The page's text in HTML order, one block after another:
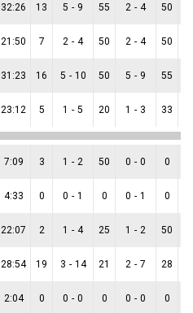
32:26 13 5 - 9 55 2 - 4 50
21:50 7 2 - 4 50 2 - 4 50
31:23 16 5 - 10 50 5 - 9 55
23:12 5 1 - 5 20 1 - 3 33
7:09 3 1 - 2 50 0 - 0 0
4:33 0 0 - 1 0 0 - 1 0
22:07 2 1 - 4 25 1 - 2 50
28:54 19 3 - 14 21 2 - 7 28
2:04 0 0 - 0 0 0 - 0 0